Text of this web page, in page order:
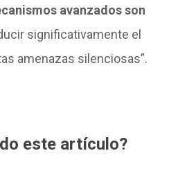
avanzados son
significativamente el
amenazas silenciosas”.
este artículo?